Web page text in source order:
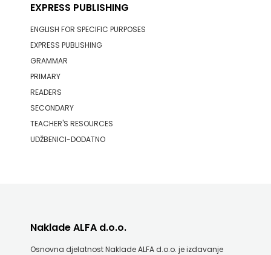
PLANJAX
KOMERC
POETIKA
PROFIL
PULS
EXPRESS PUBLISHING
ENGLISH FOR SPECIFIC PURPOSES
EXPRESS PUBLISHING
GRAMMAR
PRIMARY
READERS
SECONDARY
TEACHER'S RESOURCES
UDŽBENICI-DODATNO
Naklade ALFA d.o.o.
Osnovna djelatnost Naklade ALFA d.o.o. je izdavanje